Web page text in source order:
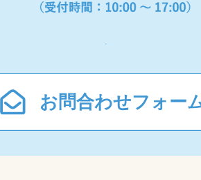
お問合わせフォー